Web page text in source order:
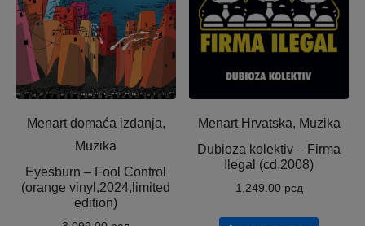
Menart domaća izdanja,
Muzika
Eyesburn – Fool Control
(orange vinyl,2024,limited
edition)
Menart Hrvatska, Muzika
Dubioza kolektiv – Firma
Ilegal (cd,2008)
1,249.00 рсд